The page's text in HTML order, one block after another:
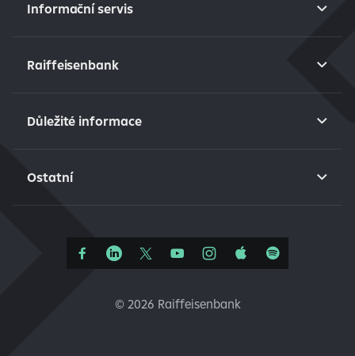
Informační servis
Raiffeisenbank
Důležité informace
Ostatní
© 2026 Raiffeisenbank